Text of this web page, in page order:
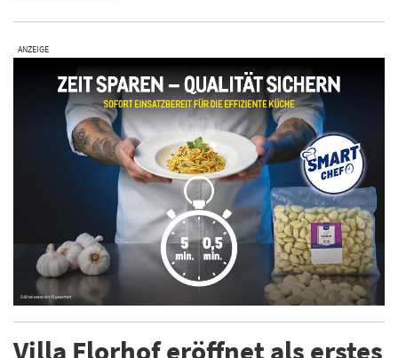
ANZEIGE
Villa Florhof eröffnet als erstes